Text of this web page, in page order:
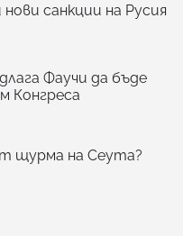
санкции на Русия
Фаучи да бъде
Конгреса
щурма на Сеута?